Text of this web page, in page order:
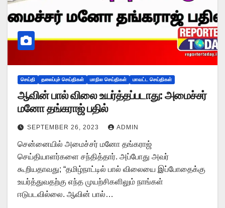
செய்தி தலைப்புச் செய்திகள் மாநில செய்திகள் மாவட்ட செய்திகள்
ஆவின் பால் விலை உயர்த்தப்படாது: அமைச்சர்
மனோ தங்கராஜ் பதில்
SEPTEMBER 26, 2023 ADMIN
சென்னையில் அமைச்சர் மனோ தங்கராஜ்
செய்தியாளர்களை சந்தித்தார். அப்போது அவர்
கூறியதாவது; “தமிழ்நாட்டில் பால் விலையை இப்போதைக்கு
உயர்த்துவதற்கு எந்த முயற்சிகளிலும் நாங்கள்
ஈடுபடவில்லை. ஆவின் பால்…